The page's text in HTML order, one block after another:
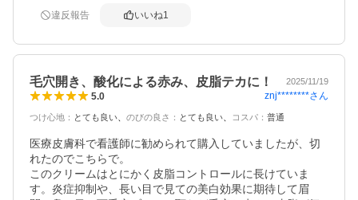
とサラッとした手触りになり、不快感なく使いやすいの
違反報告 いいね1
毛穴開き、酸化による赤み、皮脂テカに！ 2025/11/19
5.0 znj********さん
つけ心地 ： とても良い のびの良さ ： とても良い コスパ ： 普通
医療皮膚科で看護師に勧められて購入していましたが、切
れたのでこちらで。
このクリームはとにかく皮脂コントロールに長けていま
す。炎症抑制や、長い目で見ての美白効果に期待して眉